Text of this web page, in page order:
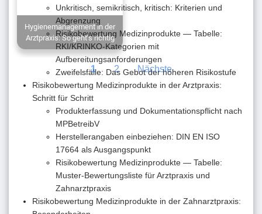
Hygienemanagement in der
Arztpraxis: So geht’s richtig
1 2 Nächste
Unkritisch, semikritisch, kritisch: Kriterien und
Abgrenzung
Risikobewertung Medizinprodukte — Tabelle:
RKI/KRINKO-Kategorien mit
Aufbereitungsanforderungen
Zweifelsfälle: Das Gebot der höheren Risikostufe
Risikobewertung Medizinprodukte in der Arztpraxis:
Schritt für Schritt
Produkterfassung und Dokumentationspflicht nach
MPBetreibV
Herstellerangaben einbeziehen: DIN EN ISO
17664 als Ausgangspunkt
Risikobewertung Medizinprodukte — Tabelle:
Muster-Bewertungsliste für Arztpraxis und
Zahnarztpraxis
Risikobewertung Medizinprodukte in der Zahnarztpraxis: